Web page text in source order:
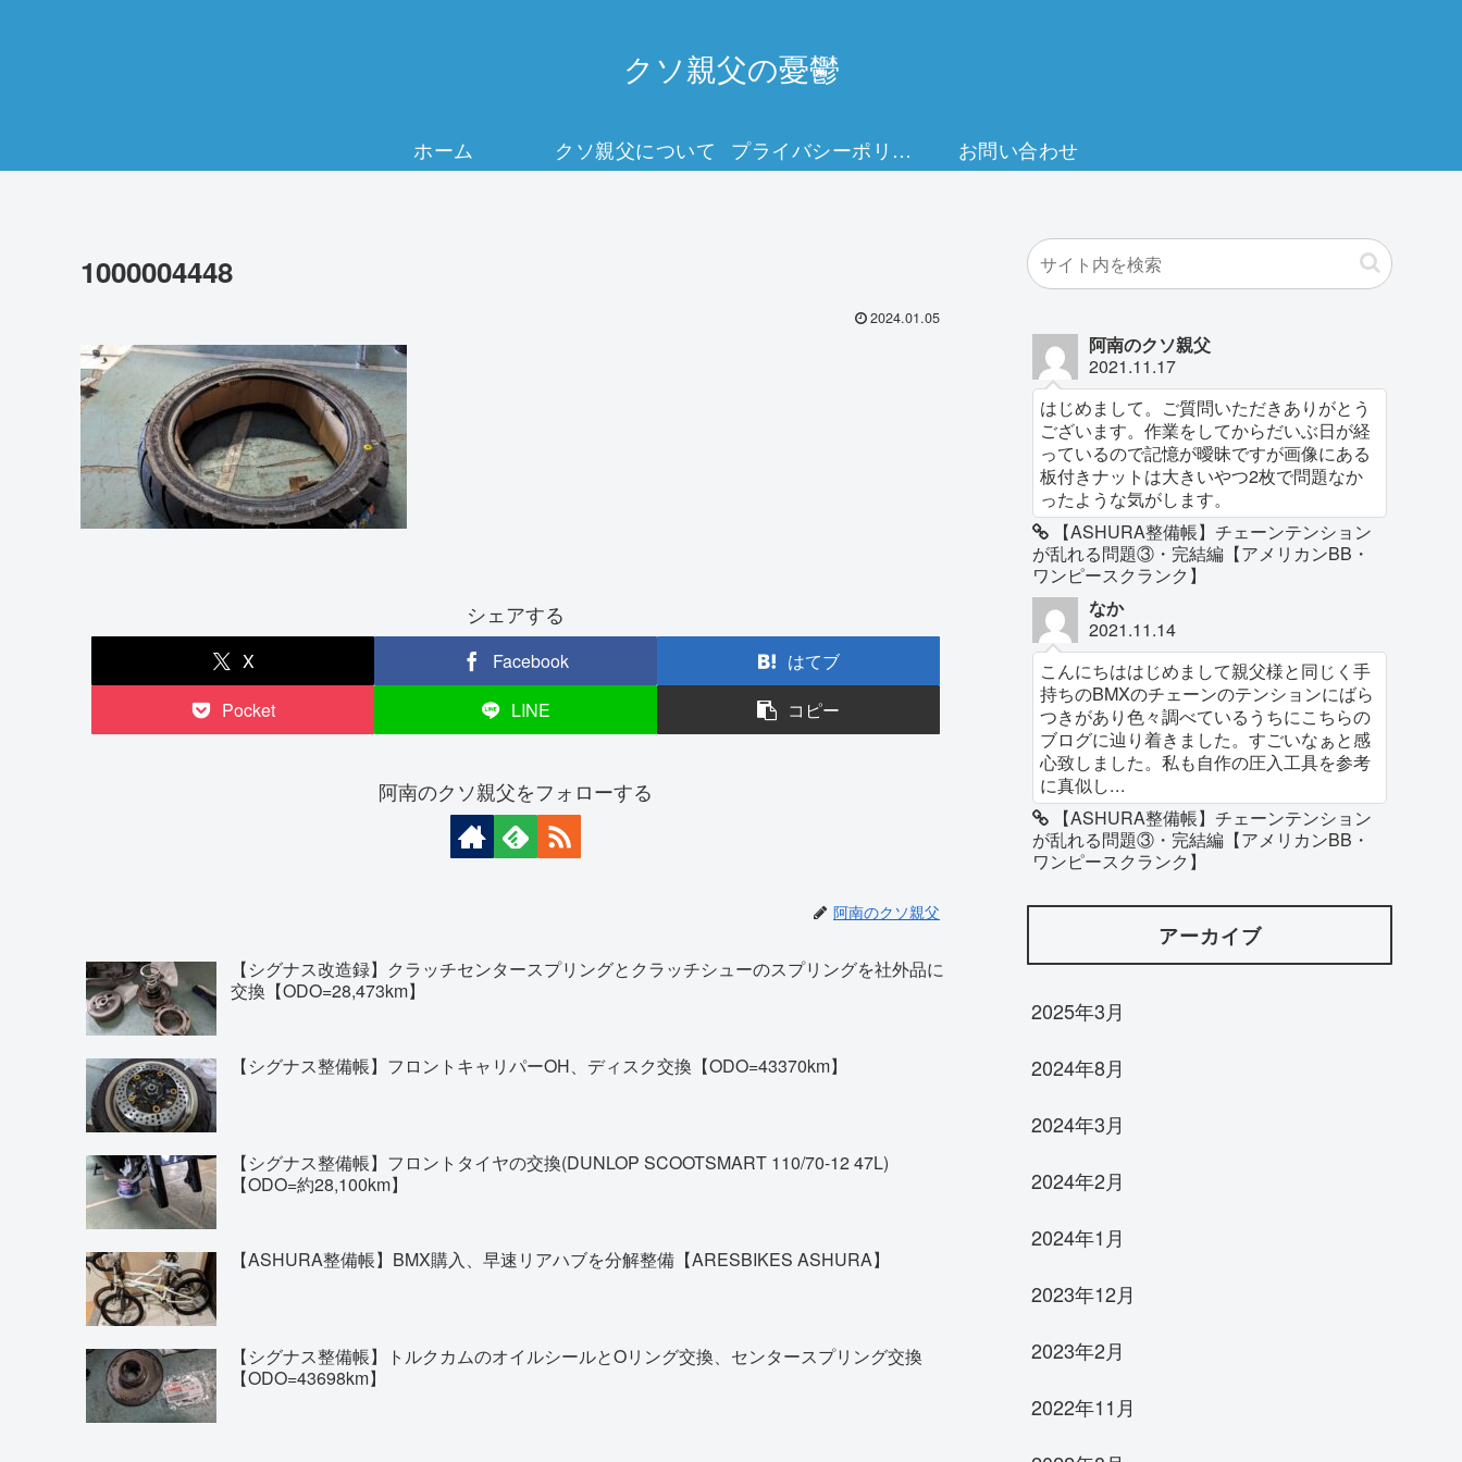
クソ親父の憂鬱
ホーム クソ親父について プライバシーポリシー お問い合わせ
1000004448
2024.01.05
シェアする
X Facebook
はてブ
Pocket
LINE コピー
阿南のクソ親父をフォローする
阿南のクソ親父
【シグナス改造録】クラッチセンタースプリングとクラッチシューのスプリングを社外品に
交換【ODO=28,473km】
【シグナス整備帳】フロントキャリパーOH、ディスク交換【ODO=43370km】
【シグナス整備帳】フロントタイヤの交換(DUNLOP SCOOTSMART 110/70-12 47L)
【ODO=約28,100km】
【ASHURA整備帳】BMX購入、早速リアハブを分解整備【ARESBIKES ASHURA】
【シグナス整備帳】トルクカムのオイルシールとOリング交換、センタースプリング交換
【ODO=43698km】
阿南のクソ親父
2021.11.17
はじめまして。ご質問いただきありがとう
ございます。作業をしてからだいぶ日が経
っているので記憶が曖昧ですが画像にある
板付きナットは大きいやつ2枚で問題なか
ったような気がします。
【ASHURA整備帳】チェーンテンション
が乱れる問題③・完結編【アメリカンBB・
ワンピースクランク】
なか
2021.11.14
こんにちははじめまして親父様と同じく手
持ちのBMXのチェーンのテンションにばら
つきがあり色々調べているうちにこちらの
ブログに辿り着きました。すごいなぁと感
心致しました。私も自作の圧入工具を参考
に真似し...
【ASHURA整備帳】チェーンテンション
が乱れる問題③・完結編【アメリカンBB・
ワンピースクランク】
アーカイブ
2025年3月
2024年8月
2024年3月
2024年2月
2024年1月
2023年12月
2023年2月
2022年11月